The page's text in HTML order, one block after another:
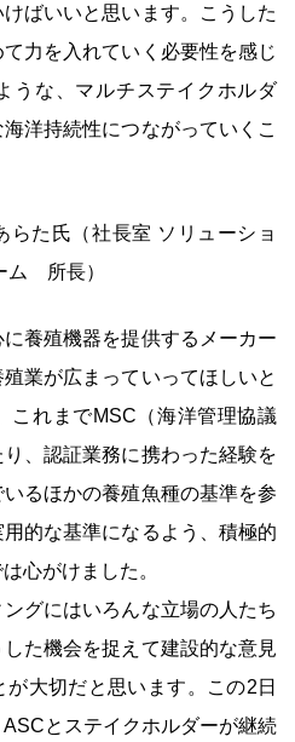
ばいいと思います。こうした
力を入れていく必要性を感じ
うな、マルチステイクホルダ
洋持続性につながっていくこ
た氏（社長室 ソリューショ
ム 所長）
養殖機器を提供するメーカー
業が広まっていってほしいと
これまでMSC（海洋管理協議
、認証業務に携わった経験を
るほかの養殖魚種の基準を参
的な基準になるよう、積極的
心がけました。
グにはいろんな立場の人たち
た機会を捉えて建設的な意見
大切だと思います。この2日
とステイクホルダーが継続